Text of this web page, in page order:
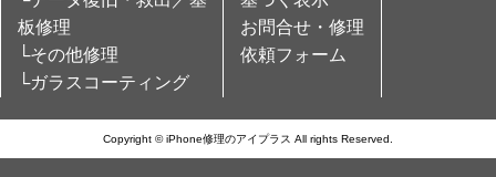
板修理
└その他修理
└ガラスコーティング
お問合せ・修理
依頼フォーム
Copyright © iPhone修理のアイプラス All rights Reserved.